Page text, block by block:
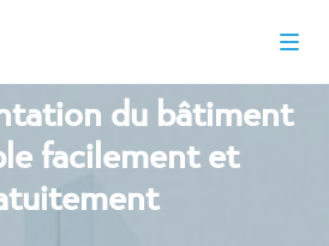
du bâtiment
facilement et